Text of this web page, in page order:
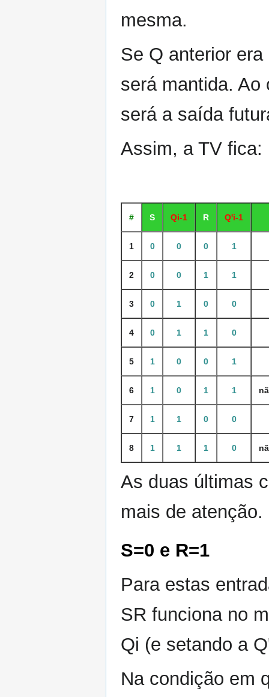
mesma.
Se Q anterior
será mantida. Ao
será a saída
Assim, a TV fica:
# S Qi-1 R Q'i-1
1 0 0 0 1
2 0 0 1 1
3 0 1 0 0
4 0 1 1 0
5 1 0 0 1
6 1 0 1 1
7 1 1 0 0
8 1 1 1 0
As duas últimas
mais de atenção.
S=0 e R=1
Para estas
SR funciona no
Qi (e setando a
Na condição em